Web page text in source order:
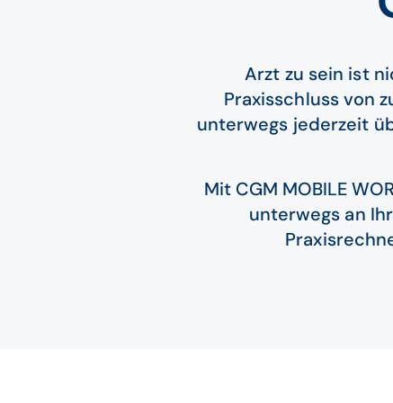
Arzt zu sein ist
Praxisschluss von
unterwegs jederzeit
Mit CGM MOBILE
unterwegs an